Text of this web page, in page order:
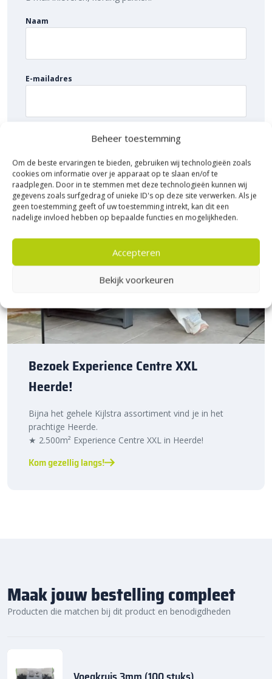
Beheer toestemming
Om de beste ervaringen te bieden, gebruiken wij technologieën zoals
cookies om informatie over je apparaat op te slaan en/of te
raadplegen. Door in te stemmen met deze technologieën kunnen wij
gegevens zoals surfgedrag of unieke ID's op deze site verwerken. Als je
geen toestemming geeft of uw toestemming intrekt, kan dit een
nadelige invloed hebben op bepaalde functies en mogelijkheden.
Accepteren
Bekijk voorkeuren
voegmiddel voor een strak eindresultaat. Daarnaast ga je
hiermee onkruidgroei tegen. Maak het geheel af door af te
sluiten metopsluitbanden. Dit voorkomt verzakken en
Sierbestratingsmarkt.com: snelle levering
voor de beste prijs
scherpe prijzen vind je altijd de juiste oplossing voor jouw
snelle levering bij Sierbestratingsmarkt.com.
Naam
E-mailadres
Bezoek Experience Centre XXL
Heerde!
Bijna het gehele Kijlstra assortiment vind je in het
prachtige Heerde.
★ 2.500m² Experience Centre XXL in Heerde!
Kom gezellig langs!
Maak jouw bestelling compleet
Producten die matchen bij dit product en benodigdheden